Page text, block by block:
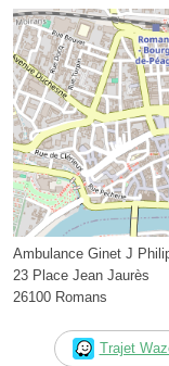
Ambulance Ginet J
23 Place Jean Jaurès
26100 Romans
Trajet